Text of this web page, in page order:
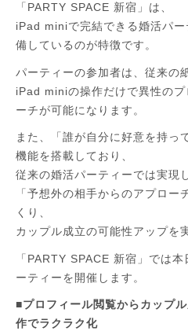
「PARTY SPACE 新宿」は、
iPad miniで完結できる婚活パ
備しているのが特徴です。
パーティーの参加者は、従来の
iPad miniの操作だけで異性の
ーチが可能になります。
また、「誰が自分に好意を持っ
機能を搭載しており、
従来の婚活パーティーでは実現
「予想外の相手からのアプロー
くり、
カップル成立の可能性アップを
「PARTY SPACE 新宿」では
ーティーを開催します。
■プロフィール閲覧からカップ
作でラクラク化